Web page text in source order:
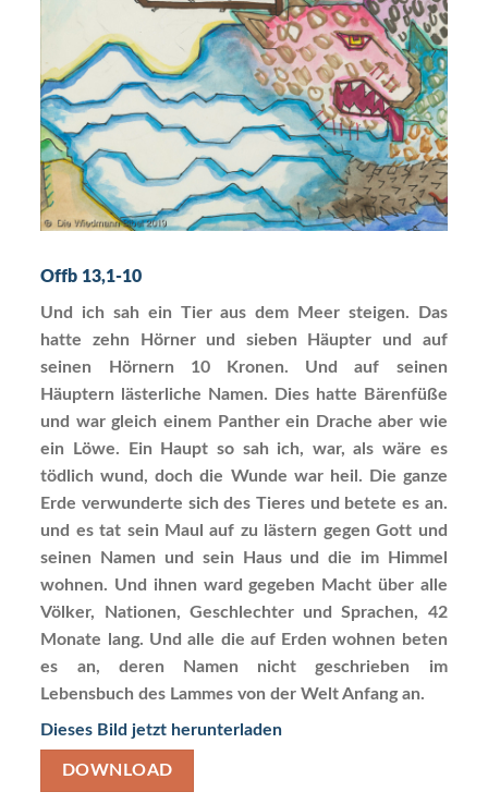
Offb 13,1-10
Und ich sah ein Tier aus dem Meer steigen. Das
hatte zehn Hörner und sieben Häupter und auf
seinen Hörnern 10 Kronen. Und auf seinen
Häuptern lästerliche Namen. Dies hatte Bärenfüße
und war gleich einem Panther ein Drache aber wie
ein Löwe. Ein Haupt so sah ich, war, als wäre es
tödlich wund, doch die Wunde war heil. Die ganze
Erde verwunderte sich des Tieres und betete es an.
und es tat sein Maul auf zu lästern gegen Gott und
seinen Namen und sein Haus und die im Himmel
wohnen. Und ihnen ward gegeben Macht über alle
Völker, Nationen, Geschlechter und Sprachen, 42
Monate lang. Und alle die auf Erden wohnen beten
es an, deren Namen nicht geschrieben im
Lebensbuch des Lammes von der Welt Anfang an.
Dieses Bild jetzt herunterladen
DOWNLOAD